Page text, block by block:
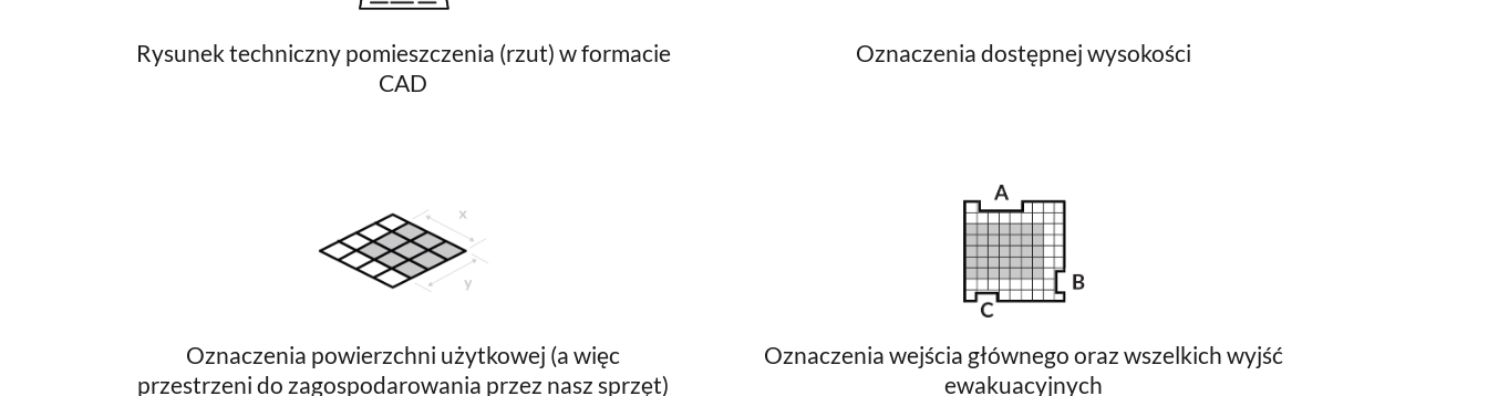
Rysunek techniczny pomieszczenia (rzut) w formacie
CAD
Oznaczenia dostępnej wysokości
Oznaczenia powierzchni użytkowej (a więc
przestrzeni do zagospodarowania przez nasz sprzęt)
Oznaczenia wejścia głównego oraz wszelkich wyjść
ewakuacyjnych